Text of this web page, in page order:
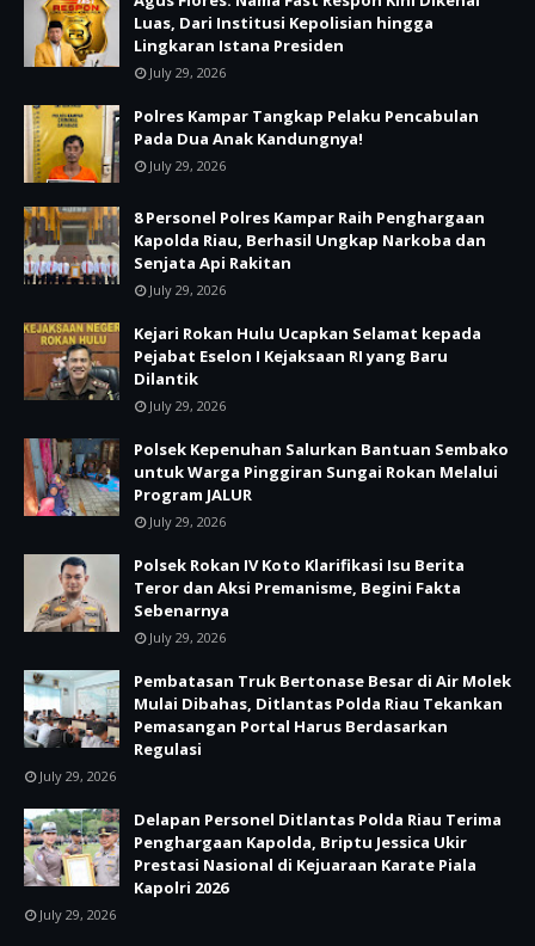
Luas, Dari Institusi Kepolisian hingga
Lingkaran Istana Presiden
July 29, 2026
Polres Kampar Tangkap Pelaku Pencabulan
Pada Dua Anak Kandungnya!
July 29, 2026
8 Personel Polres Kampar Raih Penghargaan
Kapolda Riau, Berhasil Ungkap Narkoba dan
Senjata Api Rakitan
July 29, 2026
Kejari Rokan Hulu Ucapkan Selamat kepada
Pejabat Eselon I Kejaksaan RI yang Baru
Dilantik
July 29, 2026
Polsek Kepenuhan Salurkan Bantuan Sembako
untuk Warga Pinggiran Sungai Rokan Melalui
Program JALUR
July 29, 2026
Polsek Rokan IV Koto Klarifikasi Isu Berita
Teror dan Aksi Premanisme, Begini Fakta
Sebenarnya
July 29, 2026
Pembatasan Truk Bertonase Besar di Air Molek
Mulai Dibahas, Ditlantas Polda Riau Tekankan
Pemasangan Portal Harus Berdasarkan
Regulasi
July 29, 2026
Delapan Personel Ditlantas Polda Riau Terima
Penghargaan Kapolda, Briptu Jessica Ukir
Prestasi Nasional di Kejuaraan Karate Piala
Kapolri 2026
July 29, 2026